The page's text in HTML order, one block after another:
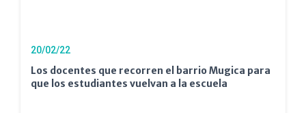
20/02/22
Los docentes que recorren el barrio Mugica para
que los estudiantes vuelvan a la escuela